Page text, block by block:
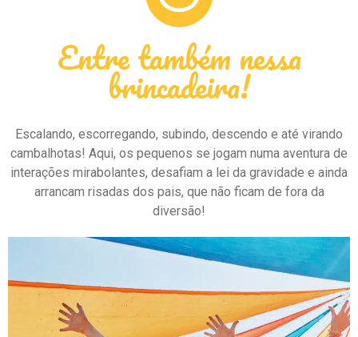
Entre também nessa
brincadeira!
Escalando, escorregando, subindo, descendo e até virando
cambalhotas! Aqui, os pequenos se jogam numa aventura de
interações mirabolantes, desafiam a lei da gravidade e ainda
arrancam risadas dos pais, que não ficam de fora da
diversão!